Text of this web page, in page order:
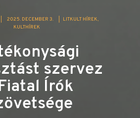
2025. DECEMBER 3.
LITKULT HÍREK
KULTHÍREK
szervez
Írók